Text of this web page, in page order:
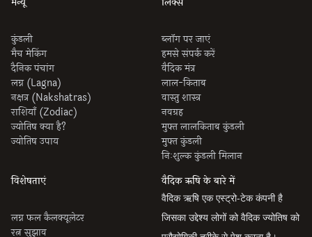
कुंडली
मैच मेकिंग
दैनिक पंचांग
लग्न (Lagna)
नक्षत्र (Nakshatras)
राशियाँ (Zodiac)
ज्योतिष क्या है?
ज्योतिष उपाय
ब्लॉग पर जाएं
हमसे संपर्क करें
वैदिक मंत्र
लाल-किताब
वास्तु शास्त्र
नवग्रह
मुफ्त लालकिताब कुंडली
मुफ्त कुंडली
निःशुल्क कुंडली मिलान
विशेषताएं
लग्न फल कैलक्यूलेटर
रत्न सुझाव
वैदिक ऋषि के बारे में
वैदिक ऋषि एक एस्ट्रो-टेक कंपनी है
जिसका उद्देश्य लोगों को वैदिक ज्योतिष को